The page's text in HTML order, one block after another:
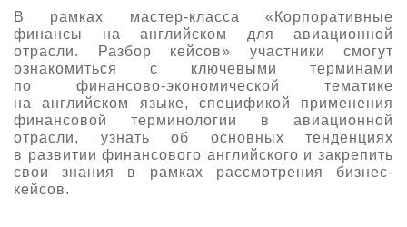
Контакты
Прилет на выставку
Основные требования МВЦ «Крокус Экспо»
Схема проезда
Правила доступа и пребывания Крокус Экспо
Аккредитация прессы
Условия инфопартнёрства
Положение об аккредитации
Публикации о выставке
Пресс-релизы
Архив
В рамках мастер-класса «Корпоративные
финансы на английском для авиационной
отрасли. Разбор кейсов» участники смогут
ознакомиться с ключевыми терминами
по финансово-экономической тематике
на английском языке, спецификой применения
финансовой терминологии в авиационной
отрасли, узнать об основных тенденциях
в развитии финансового английского и закрепить
свои знания в рамках рассмотрения бизнес-
кейсов.